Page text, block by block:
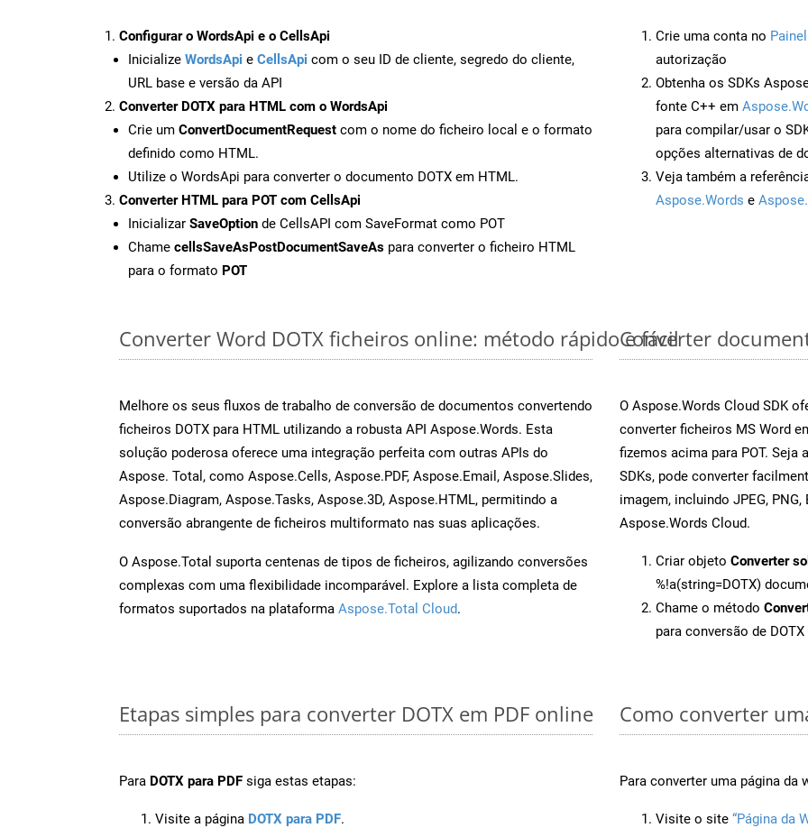
Configurar o WordsApi e o CellsApi
Inicialize WordsApi e CellsApi com o seu ID de cliente, segredo do cliente,
URL base e versão da API
Converter DOTX para HTML com o WordsApi
Crie um ConvertDocumentRequest com o nome do ficheiro local e o formato
definido como HTML.
Utilize o WordsApi para converter o documento DOTX em HTML.
Converter HTML para POT com CellsApi
Inicializar SaveOption de CellsAPI com SaveFormat como POT
Chame cellsSaveAsPostDocumentSaveAs para converter o ficheiro HTML
para o formato POT
Crie uma conta no Painel
autorização
Obtenha os SDKs
fonte C++ em
para compilar/usar o
opções alternativas de
Veja também a
Aspose.Words e
Converter Word DOTX ficheiros online: método rápido e fácil
Melhore os seus fluxos de trabalho de conversão de documentos convertendo
ficheiros DOTX para HTML utilizando a robusta API Aspose.Words. Esta
solução poderosa oferece uma integração perfeita com outras APIs do
Aspose. Total, como Aspose.Cells, Aspose.PDF, Aspose.Email, Aspose.Slides,
Aspose.Diagram, Aspose.Tasks, Aspose.3D, Aspose.HTML, permitindo a
conversão abrangente de ficheiros multiformato nas suas aplicações.
O Aspose.Total suporta centenas de tipos de ficheiros, agilizando conversões
complexas com uma flexibilidade incomparável. Explore a lista completa de
formatos suportados na plataforma Aspose.Total Cloud.
Converter
O Aspose.Words Cloud SDK
converter ficheiros MS Word
fizemos acima para POT. Seja
SDKs, pode converter
imagem, incluindo JPEG, PNG,
Aspose.Words Cloud.
Criar objeto Converter
%!a(string=DOTX)
Chame o método
para conversão de DOTX
Etapas simples para converter DOTX em PDF online
Para DOTX para PDF siga estas etapas:
Visite a página DOTX para PDF.
Como converter
Para converter uma página da
Visite o site “Página da